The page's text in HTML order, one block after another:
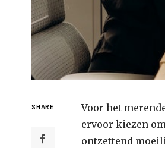
SHARE
Voor het
ervoor kiezen
ontzettend